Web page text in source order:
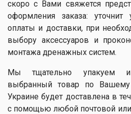
скоро с Вами свяжется
оформления заказа:
оплаты и доставки, при
выбору аксессуаров и
монтажа дренажных систем.
Мы тщательно упакуем
выбранный товар по
Украине будет доставлена в
с помощью любой почтовой